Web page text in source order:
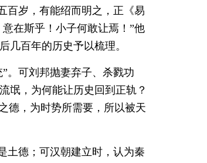
百岁，有能绍而明之，正《易
在斯乎！小子何敢让焉！”他
几百年的历史予以梳理。
。可刘邦抛妻弃子、杀戮功
氓，为何能让历史回到正轨？
德，为时势所需要，所以被天
土德；可汉朝建立时，认为秦